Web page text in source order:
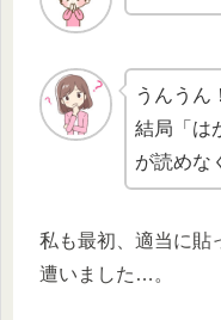
うんうん
結局「は
が読めな
私も最初、適当に貼
遭いました…。